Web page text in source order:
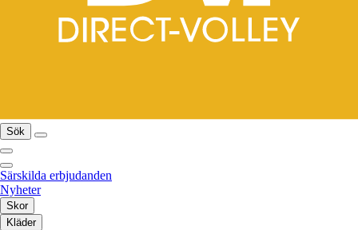
Sök
Särskilda erbjudanden
Nyheter
Skor
Kläder